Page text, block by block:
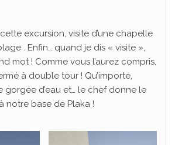
excursion, visite d’une chapelle
. Enfin… quand je dis « visite »,
mot ! Comme vous l’aurez compris,
à double tour ! Qu’importe,
gorgée d’eau et… le chef donne le
notre base de Plaka !